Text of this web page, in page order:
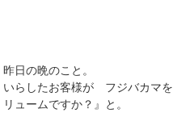
昨日の晩のこと。
いらしたお客様が フジバカマを
リュームですか？』と。